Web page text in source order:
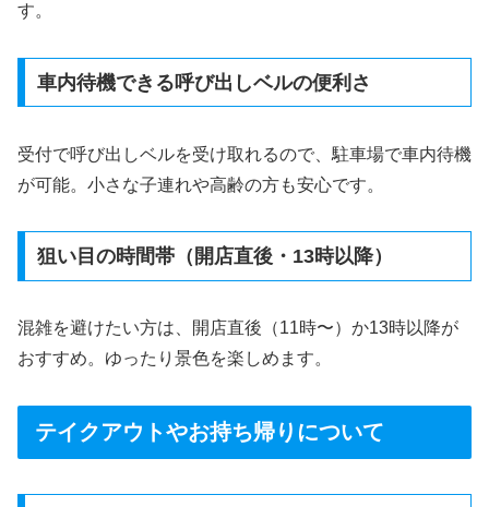
す。
車内待機できる呼び出しベルの便利さ
受付で呼び出しベルを受け取れるので、駐車場で車内待機
が可能。小さな子連れや高齢の方も安心です。
狙い目の時間帯（開店直後・13時以降）
混雑を避けたい方は、開店直後（11時〜）か13時以降が
おすすめ。ゆったり景色を楽しめます。
テイクアウトやお持ち帰りについて